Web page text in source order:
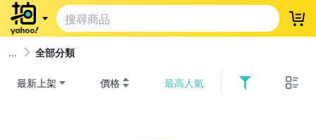
登
全部分類
最新上架 價格 最高人氣